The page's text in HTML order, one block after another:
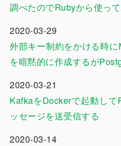
調べたのでRubyから使っ
2020-03-29
外部キー制約をかける時
を暗黙的に作成するが
2020-03-21
KafkaをDockerで起動し
ッセージを送受信する
2020-03-14